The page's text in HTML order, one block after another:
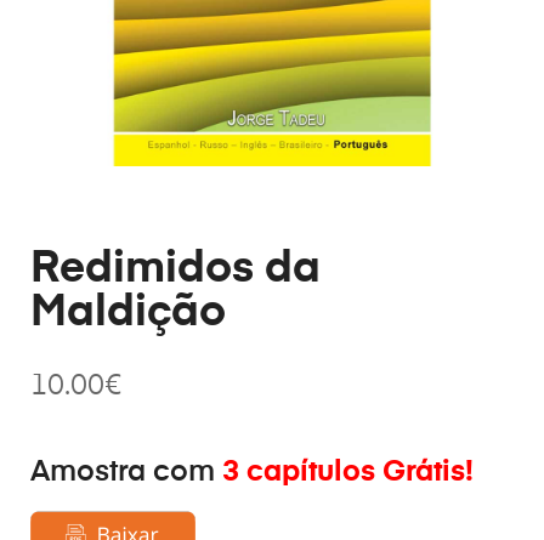
Redimidos da
Maldição
10.00€
Amostra com 3 capítulos Grátis!